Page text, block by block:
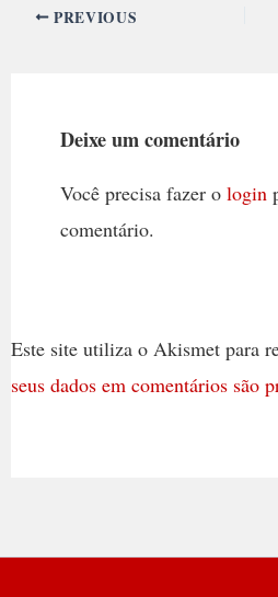
PREVIOUS
Deixe um comentário
Você precisa fazer o login
comentário.
Este site utiliza o Akismet para
seus dados em comentários são